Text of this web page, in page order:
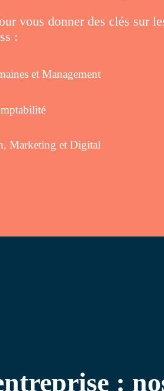
vous donner des clés sur
:
et Management
Marketing et Digital
: